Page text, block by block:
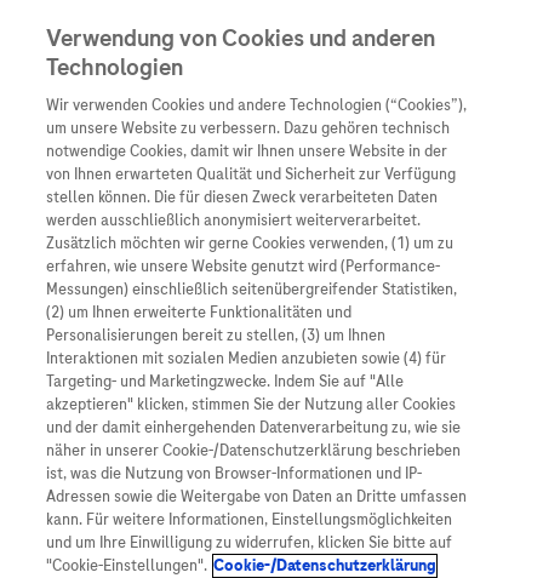
Unternehmen
Übersicht
Wer wir sind
Was uns antreibt
Unsere Standorte
Roche Stories
Events
Podcast
Innovation
Übersicht
Forschung
Personalisierte
Digitalisierung
Blog Zukunftslabor
Übersicht
Unser Service für
Informationen zu
Diagnostik ist
Klinische Studien
Arzneimittel
Übersicht
Arzneimittel A-Z
Roche Pipeline
Roche Fachportal
Vigilanz-Training
Diagnostik
Kontakt
Presse
Karriere
Links zu Websites Dritter werden im Sinne des
Servicegedankens angeboten. Der Herausgeber äußert
keine Meinung über den Inhalt von Websites Dritter und
lehnt ausdrücklich jegliche Verantwortung für
Drittinformationen und deren Verwendung ab.
Verwendung von Cookies und anderen
Technologien
Wir verwenden Cookies und andere Technologien (“Cookies”),
um unsere Website zu verbessern. Dazu gehören technisch
notwendige Cookies, damit wir Ihnen unsere Website in der
von Ihnen erwarteten Qualität und Sicherheit zur Verfügung
stellen können. Die für diesen Zweck verarbeiteten Daten
werden ausschließlich anonymisiert weiterverarbeitet.
Zusätzlich möchten wir gerne Cookies verwenden, (1) um zu
erfahren, wie unsere Website genutzt wird (Performance-
Messungen) einschließlich seitenübergreifender Statistiken,
(2) um Ihnen erweiterte Funktionalitäten und
Personalisierungen bereit zu stellen, (3) um Ihnen
Interaktionen mit sozialen Medien anzubieten sowie (4) für
Targeting- und Marketingzwecke. Indem Sie auf "Alle
akzeptieren" klicken, stimmen Sie der Nutzung aller Cookies
und der damit einhergehenden Datenverarbeitung zu, wie sie
näher in unserer Cookie-/Datenschutzerklärung beschrieben
ist, was die Nutzung von Browser-Informationen und IP-
Adressen sowie die Weitergabe von Daten an Dritte umfassen
kann. Für weitere Informationen, Einstellungsmöglichkeiten
und um Ihre Einwilligung zu widerrufen, klicken Sie bitte auf
"Cookie-Einstellungen". Cookie-/Datenschutzerklärung